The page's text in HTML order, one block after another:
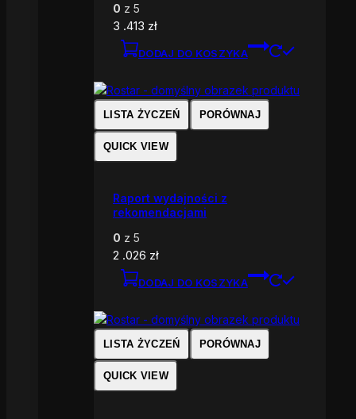
0 z 5
3 .413 zł
DODAJ DO KOSZYKA
LISTA ŻYCZEŃ PORÓWNAJ
QUICK VIEW
Raport wydajności z
rekomendacjami
0 z 5
2 .026 zł
DODAJ DO KOSZYKA
LISTA ŻYCZEŃ PORÓWNAJ
QUICK VIEW